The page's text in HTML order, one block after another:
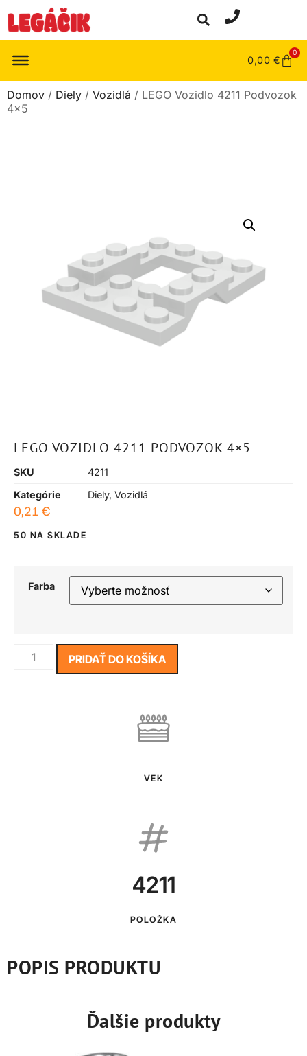
0,00 €
0
Domov / Diely / Vozidlá / LEGO Vozidlo 4211 Podvozok
4×5
LEGO VOZIDLO 4211 PODVOZOK 4×5
SKU
4211
Kategórie
Diely, Vozidlá
0,21 €
50 NA SKLADE
Farba
PRIDAŤ DO KOŠÍKA
VEK
4211
POLOŽKA
POPIS PRODUKTU
Ďalšie produkty